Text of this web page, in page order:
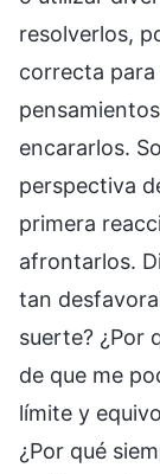
resolverlos,
correcta
encararlos.
perspectiva
primera
afrontarlos.
tan
suerte? ¿Por
de que me
límite y
¿Por qué